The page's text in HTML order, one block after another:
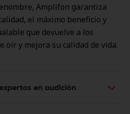
Amplifon garantiza
el máximo beneficio y
que devuelve a los
oír y mejora su calidad de vida.
en audición